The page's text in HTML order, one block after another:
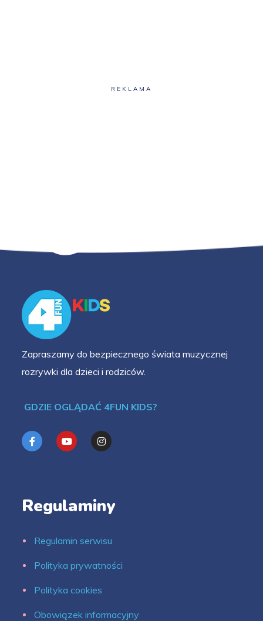
REKLAMA
Zapraszamy do bezpiecznego świata muzycznej
rozrywki dla dzieci i rodziców.
GDZIE OGLĄDAĆ 4FUN KIDS?
Regulaminy
Regulamin serwisu
Polityka prywatności
Polityka cookies
Obowiązek informacyjny